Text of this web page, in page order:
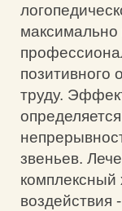
позитивного
труду.
звеньев.
комплексный
воздействия